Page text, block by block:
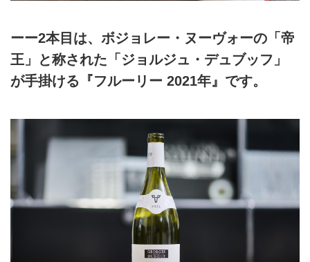
ーー2本目は、ボジョレー・ヌーヴォーの「帝
王」と称された「ジョルジュ・デュブッフ」
が手掛ける『フルーリー 2021年』です。